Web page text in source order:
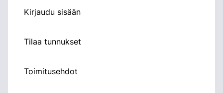
Kirjaudu sisään
Tilaa tunnukset
Toimitusehdot